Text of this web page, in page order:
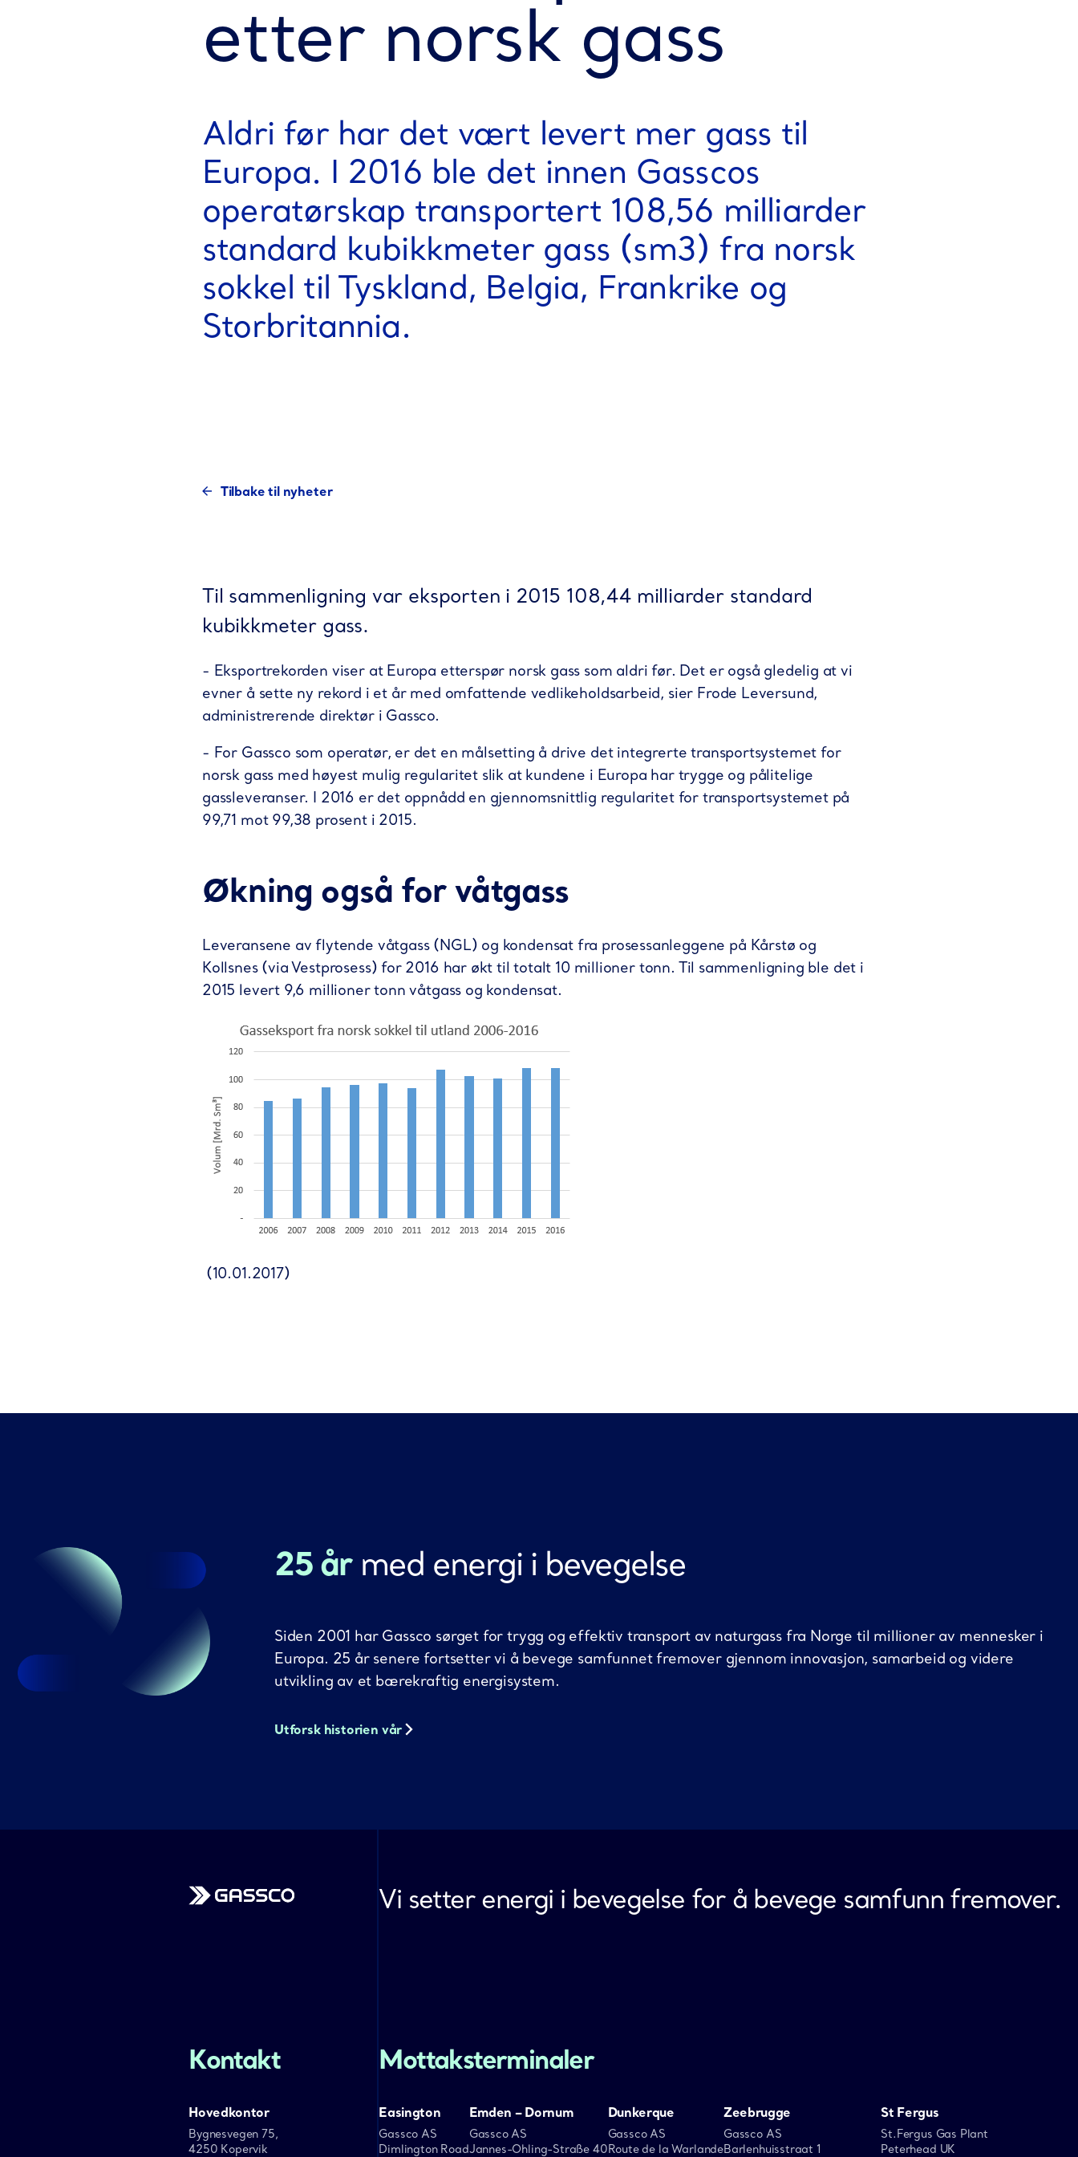
etter norsk gass
Aldri før har det vært levert mer gass til
Europa. I 2016 ble det innen Gasscos
operatørskap transportert 108,56 milliarder
standard kubikkmeter gass (sm3) fra norsk
sokkel til Tyskland, Belgia, Frankrike og
Storbritannia.
Tilbake til nyheter
Til sammenligning var eksporten i 2015 108,44 milliarder standard
kubikkmeter gass.
- Eksportrekorden viser at Europa etterspør norsk gass som aldri før. Det er også gledelig at vi
evner å sette ny rekord i et år med omfattende vedlikeholdsarbeid, sier Frode Leversund,
administrerende direktør i Gassco.
- For Gassco som operatør, er det en målsetting å drive det integrerte transportsystemet for
norsk gass med høyest mulig regularitet slik at kundene i Europa har trygge og pålitelige
gassleveranser. I 2016 er det oppnådd en gjennomsnittlig regularitet for transportsystemet på
99,71 mot 99,38 prosent i 2015.
Økning også for våtgass
Leveransene av flytende våtgass (NGL) og kondensat fra prosessanleggene på Kårstø og
Kollsnes (via Vestprosess) for 2016 har økt til totalt 10 millioner tonn. Til sammenligning ble det i
2015 levert 9,6 millioner tonn våtgass og kondensat.
(10.01.2017)
25 årmed energi i bevegelse
Siden 2001 har Gassco sørget for trygg og effektiv transport av naturgass fra Norge til millioner av mennesker i
Europa. 25 år senere fortsetter vi å bevege samfunnet fremover gjennom innovasjon, samarbeid og videre
utvikling av et bærekraftig energisystem.
Utforsk historien vår
Kontakt
Hovedkontor
Bygnesvegen 75,
4250 Kopervik
Vi setter energi i bevegelse for å bevege samfunn fremover.
Mottaksterminaler
Easington
Gassco AS
Dimlington Road
Emden – Dornum
Gassco AS
Jannes-Ohling-Straße 40
Dunkerque
Gassco AS
Route de la Warlande
Zeebrugge
Gassco AS
Barlenhuisstraat 1
St Fergus
St.Fergus Gas Plant
Peterhead UK